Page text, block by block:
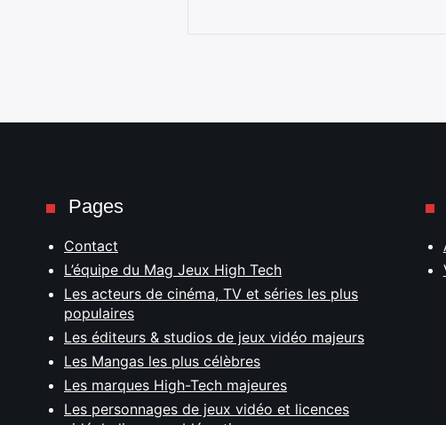
Pages
Contact
L’équipe du Mag Jeux High Tech
Les acteurs de cinéma, TV et séries les plus
populaires
Les éditeurs & studios de jeux vidéo majeurs
Les Mangas les plus célèbres
Les marques High-Tech majeures
Les personnages de jeux vidéo et licences